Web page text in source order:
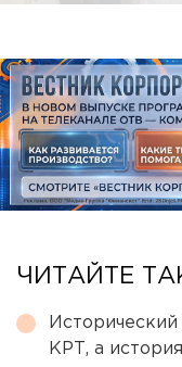
ЧИТАЙТЕ
КРТ, а